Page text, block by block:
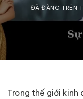
ĐÃ ĐĂNG TRÊN
Trong thế giới kinh